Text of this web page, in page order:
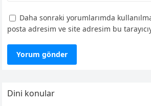
Daha sonraki yorumlarımda
posta adresim ve site adresim bu
Dini konular